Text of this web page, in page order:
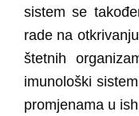
sistem se
rade na
štetnih
imunološki
promjenama u